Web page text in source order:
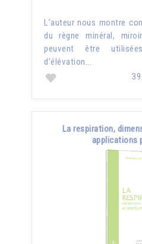
L’auteur nous montre
du règne minéral,
peuvent être
d’élévation...
La respiration,
applications